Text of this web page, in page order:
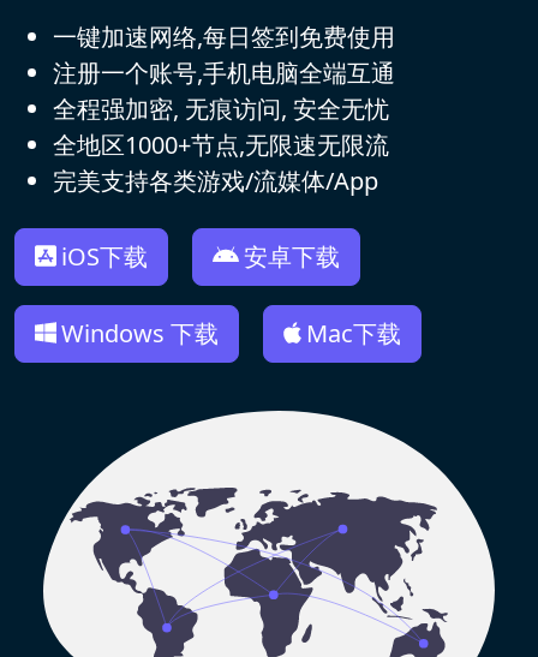
一键加速网络,每日签到免费使用
注册一个账号,手机电脑全端互通
全程强加密, 无痕访问, 安全无忧
全地区1000+节点,无限速无限流
完美支持各类游戏/流媒体/App
iOS下载 安卓下载
Windows 下载 Mac下载